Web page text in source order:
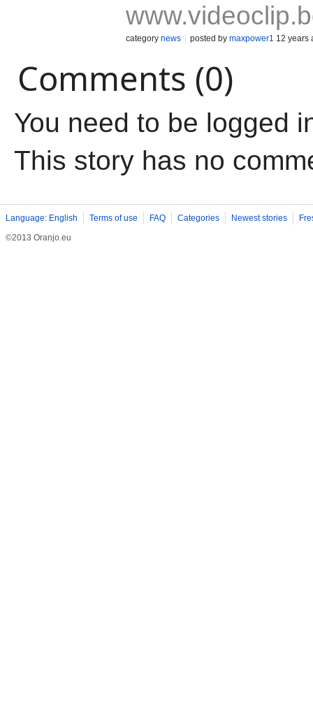
category news posted by maxpower1 12 years
Comments (0)
You need to be logged
This story has no
Language: English Terms of use FAQ Categories Newest stories
©2013 Oranjo.eu